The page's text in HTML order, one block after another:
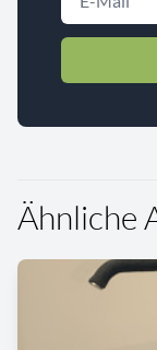
Ähnliche